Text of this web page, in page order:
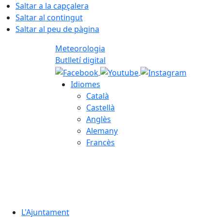
Saltar a la capçalera
Saltar al contingut
Saltar al peu de pàgina
Meteorologia
Butlletí digital
Idiomes
Català
Castellà
Anglès
Alemany
Francès
L'Ajuntament